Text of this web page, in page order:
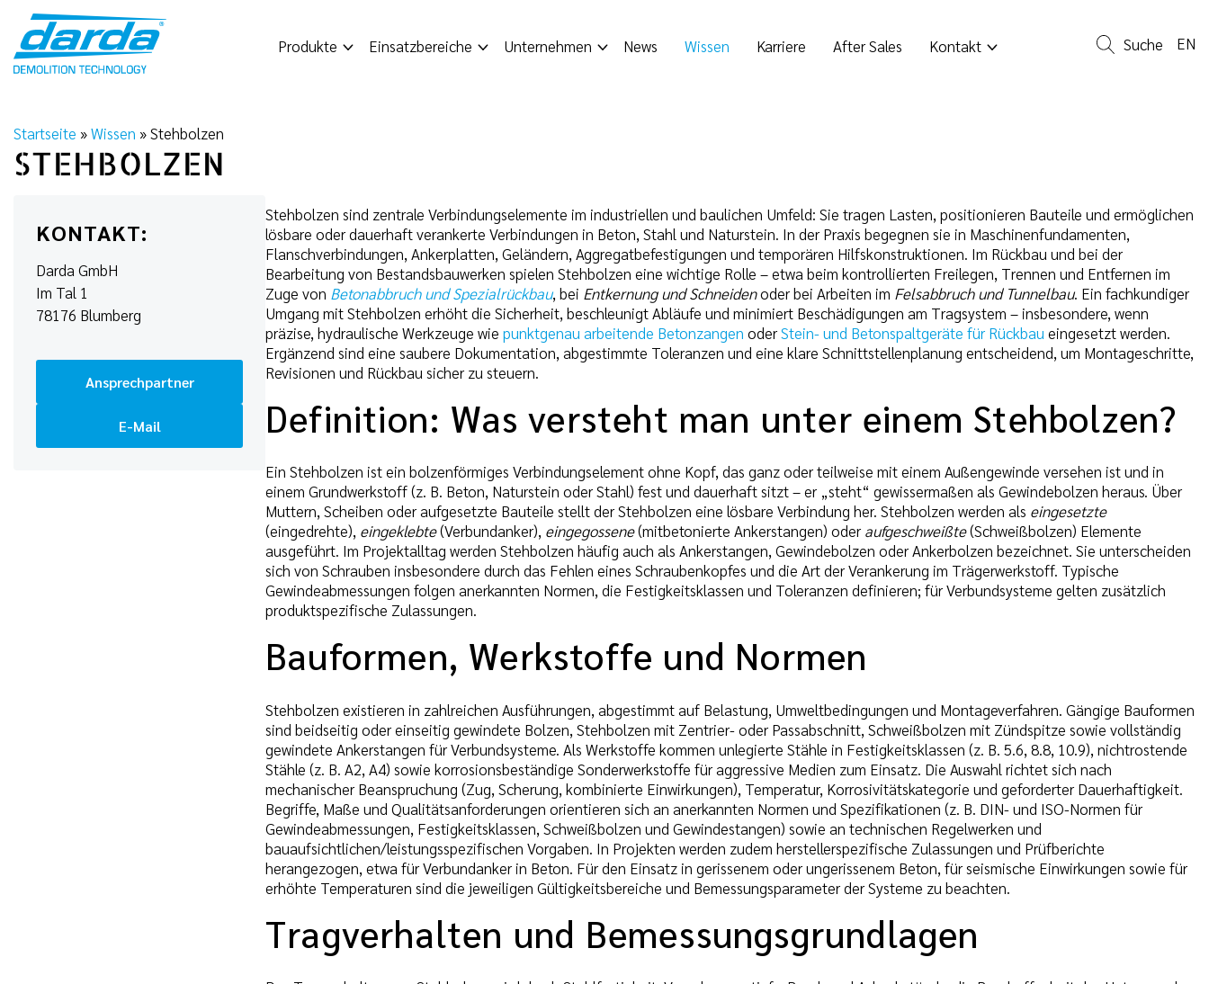
content
Produkte Einsatzbereiche Unternehmen News Wissen Karriere After Sales Kontakt Suche EN
Startseite »Wissen »Stehbolzen
STEHBOLZEN
KONTAKT:
Darda GmbH
Im Tal 1
78176 Blumberg
Ansprechpartner
E-Mail
Stehbolzen sind zentrale Verbindungselemente im industriellen und baulichen Umfeld: Sie tragen Lasten, positionieren Bauteile und ermöglichen
lösbare oder dauerhaft verankerte Verbindungen in Beton, Stahl und Naturstein. In der Praxis begegnen sie in Maschinenfundamenten,
Flanschverbindungen, Ankerplatten, Geländern, Aggregatbefestigungen und temporären Hilfskonstruktionen. Im Rückbau und bei der
Bearbeitung von Bestandsbauwerken spielen Stehbolzen eine wichtige Rolle – etwa beim kontrollierten Freilegen, Trennen und Entfernen im
Zuge von Betonabbruch und Spezialrückbau, bei Entkernung und Schneidenoder bei Arbeiten im Felsabbruch und Tunnelbau. Ein fachkundiger
Umgang mit Stehbolzen erhöht die Sicherheit, beschleunigt Abläufe und minimiert Beschädigungen am Tragsystem – insbesondere, wenn
präzise, hydraulische Werkzeuge wie punktgenau arbeitende Betonzangen oderStein- und Betonspaltgeräte für Rückbau eingesetzt werden.
Ergänzend sind eine saubere Dokumentation, abgestimmte Toleranzen und eine klare Schnittstellenplanung entscheidend, um Montageschritte,
Revisionen und Rückbau sicher zu steuern.
Definition: Was versteht man unter einem Stehbolzen?
Ein Stehbolzen ist ein bolzenförmiges Verbindungselement ohne Kopf, das ganz oder teilweise mit einem Außengewinde versehen ist und in
einem Grundwerkstoff (z. B. Beton, Naturstein oder Stahl) fest und dauerhaft sitzt – er „steht“ gewissermaßen als Gewindebolzen heraus. Über
Muttern, Scheiben oder aufgesetzte Bauteile stellt der Stehbolzen eine lösbare Verbindung her. Stehbolzen werden als eingesetzte
(eingedrehte), eingeklebte(Verbundanker), eingegossene(mitbetonierte Ankerstangen) oder aufgeschweißte(Schweißbolzen) Elemente
ausgeführt. Im Projektalltag werden Stehbolzen häufig auch als Ankerstangen, Gewindebolzen oder Ankerbolzen bezeichnet. Sie unterscheiden
sich von Schrauben insbesondere durch das Fehlen eines Schraubenkopfes und die Art der Verankerung im Trägerwerkstoff. Typische
Gewindeabmessungen folgen anerkannten Normen, die Festigkeitsklassen und Toleranzen definieren; für Verbundsysteme gelten zusätzlich
produktspezifische Zulassungen.
Bauformen, Werkstoffe und Normen
Stehbolzen existieren in zahlreichen Ausführungen, abgestimmt auf Belastung, Umweltbedingungen und Montageverfahren. Gängige Bauformen
sind beidseitig oder einseitig gewindete Bolzen, Stehbolzen mit Zentrier- oder Passabschnitt, Schweißbolzen mit Zündspitze sowie vollständig
gewindete Ankerstangen für Verbundsysteme. Als Werkstoffe kommen unlegierte Stähle in Festigkeitsklassen (z. B. 5.6, 8.8, 10.9), nichtrostende
Stähle (z. B. A2, A4) sowie korrosionsbeständige Sonderwerkstoffe für aggressive Medien zum Einsatz. Die Auswahl richtet sich nach
mechanischer Beanspruchung (Zug, Scherung, kombinierte Einwirkungen), Temperatur, Korrosivitätskategorie und geforderter Dauerhaftigkeit.
Begriffe, Maße und Qualitätsanforderungen orientieren sich an anerkannten Normen und Spezifikationen (z. B. DIN- und ISO-Normen für
Gewindeabmessungen, Festigkeitsklassen, Schweißbolzen und Gewindestangen) sowie an technischen Regelwerken und
bauaufsichtlichen/leistungsspezifischen Vorgaben. In Projekten werden zudem herstellerspezifische Zulassungen und Prüfberichte
herangezogen, etwa für Verbundanker in Beton. Für den Einsatz in gerissenem oder ungerissenem Beton, für seismische Einwirkungen sowie für
erhöhte Temperaturen sind die jeweiligen Gültigkeitsbereiche und Bemessungsparameter der Systeme zu beachten.
Tragverhalten und Bemessungsgrundlagen